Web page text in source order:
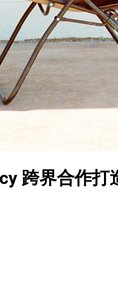
跨界合作